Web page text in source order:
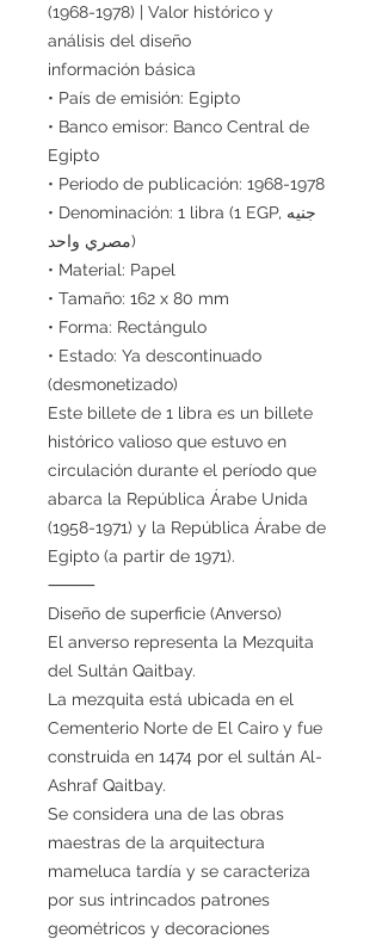
(1968-1978) | Valor histórico y
análisis del diseño
información básica
• País de emisión: Egipto
• Banco emisor: Banco Central de
Egipto
• Periodo de publicación: 1968-1978
• Denominación: 1 libra (1 EGP, جنيه
مصري واحد)
• Material: Papel
• Tamaño: 162 x 80 mm
• Forma: Rectángulo
• Estado: Ya descontinuado
(desmonetizado)
Este billete de 1 libra es un billete
histórico valioso que estuvo en
circulación durante el período que
abarca la República Árabe Unida
(1958-1971) y la República Árabe de
Egipto (a partir de 1971).
⸻
Diseño de superficie (Anverso)
El anverso representa la Mezquita
del Sultán Qaitbay.
La mezquita está ubicada en el
Cementerio Norte de El Cairo y fue
construida en 1474 por el sultán Al-
Ashraf Qaitbay.
Se considera una de las obras
maestras de la arquitectura
mameluca tardía y se caracteriza
por sus intrincados patrones
geométricos y decoraciones